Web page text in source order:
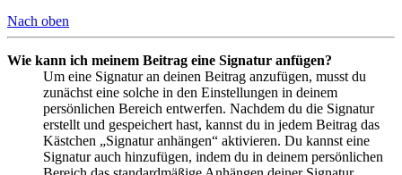
Nach oben
Wie kann ich meinem Beitrag eine Signatur anfügen?
Um eine Signatur an deinen Beitrag anzufügen, musst du
zunächst eine solche in den Einstellungen in deinem
persönlichen Bereich entwerfen. Nachdem du die Signatur
erstellt und gespeichert hast, kannst du in jedem Beitrag das
Kästchen „Signatur anhängen“ aktivieren. Du kannst eine
Signatur auch hinzufügen, indem du in deinem persönlichen